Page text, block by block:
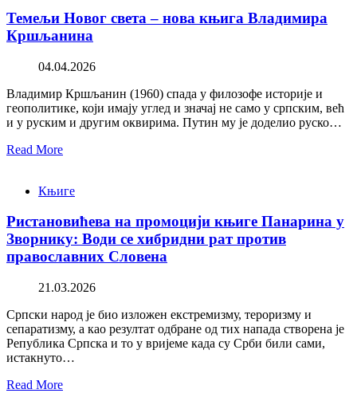
Темељи Новог света – нова књига Владимира
Кршљанина
04.04.2026
Владимир Кршљанин (1960) спада у филозофе историје и
геополитике, који имају углед и значај не само у српским, већ
и у руским и другим оквирима. Путин му је доделио руско…
Read More
Књиге
Ристановићева на промоцији књиге Панарина у
Зворнику: Води се хибридни рат против
православних Словена
21.03.2026
Српски народ је био изложен екстремизму, тероризму и
сепаратизму, а као резултат одбране од тих напада створена је
Република Српска и то у вријеме када су Срби били сами,
истакнуто…
Read More